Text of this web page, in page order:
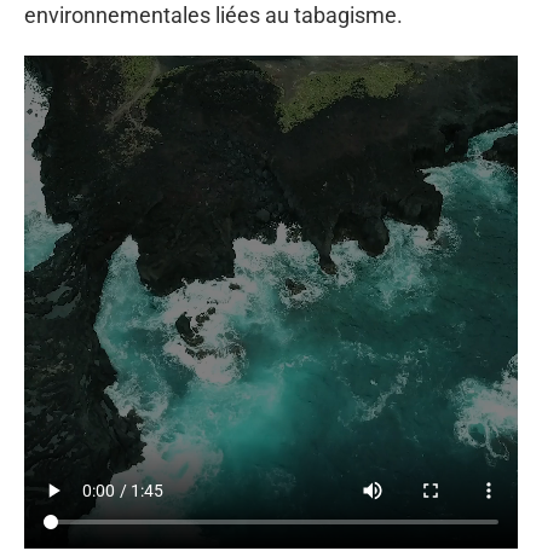
environnementales liées au tabagisme.